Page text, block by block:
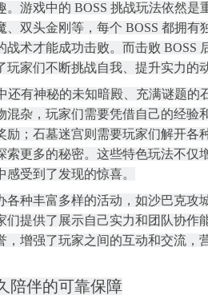
。游戏中的 BOSS 挑战玩法依然
、双头金刚等，每个 BOSS 都拥
战术才能成功击败。而击败 BOSS
玩家们不断挑战自我、提升实力的
还有神秘的未知暗殿、充满谜题
混杂，玩家们需要凭借自己的经验
励；石墓迷宫则需要玩家们解开各
索更多的秘密。这些特色玩法不仅
受到了发现的惊喜。
各种丰富多样的活动，如沙巴克攻
们提供了展示自己实力和团队协作
，增强了玩家之间的互动和交流，
陪伴的可靠保障